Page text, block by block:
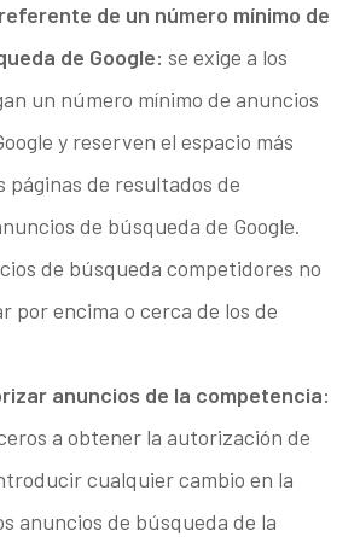
de un número mínimo de
de Google: se exige a los
un número mínimo de anuncios
y reserven el espacio más
páginas de resultados de
de búsqueda de Google.
de búsqueda competidores no
por encima o cerca de los de
anuncios de la competencia:
a obtener la autorización de
cualquier cambio en la
anuncios de búsqueda de la